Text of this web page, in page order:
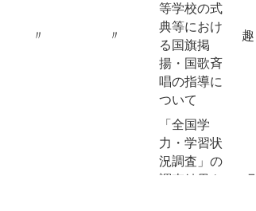
〃 〃
等学校の式
典等におけ
る国旗掲
揚・国歌斉
唱の指導に
ついて
趣
「全国学
力・学習状
況調査」の
調査結果を